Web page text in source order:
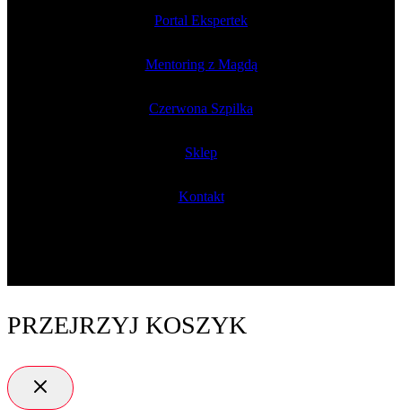
Portal Ekspertek
Mentoring z Magdą
Czerwona Szpilka
Sklep
Kontakt
PRZEJRZYJ KOSZYK